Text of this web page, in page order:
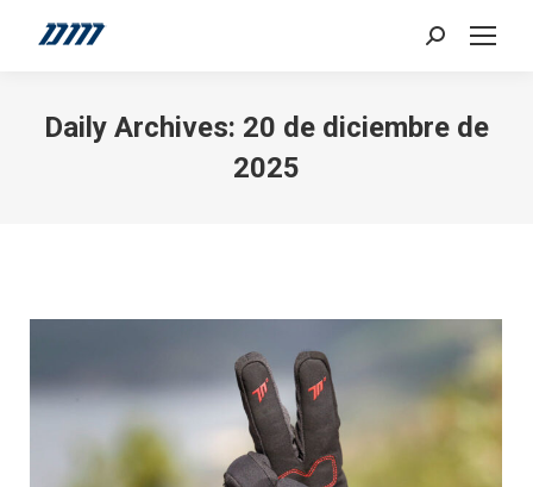
Search:
Daily Archives: 20 de diciembre de
2025